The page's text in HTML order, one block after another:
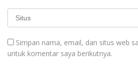
Simpan nama, email, dan situs web
untuk komentar saya berikutnya.